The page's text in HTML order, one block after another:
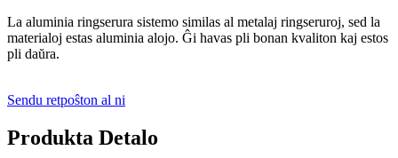
La aluminia ringserura sistemo similas al metalaj ringseruroj, sed la
materialoj estas aluminia alojo. Ĝi havas pli bonan kvaliton kaj estos
pli daŭra.
Sendu retpoŝton al ni
Produkta Detalo